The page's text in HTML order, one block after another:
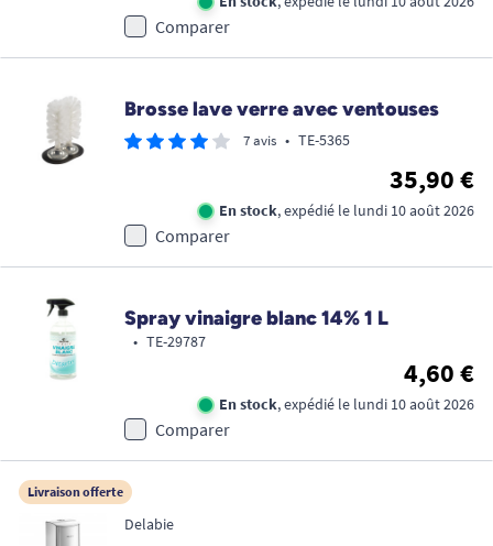
Comparer
Brosse lave verre avec ventouses
7 avis • TE-5365
35,90 €
En stock, expédié le lundi 10 août 2026
Comparer
Spray vinaigre blanc 14% 1 L
• TE-29787
4,60 €
En stock, expédié le lundi 10 août 2026
Comparer
Livraison offerte
Delabie